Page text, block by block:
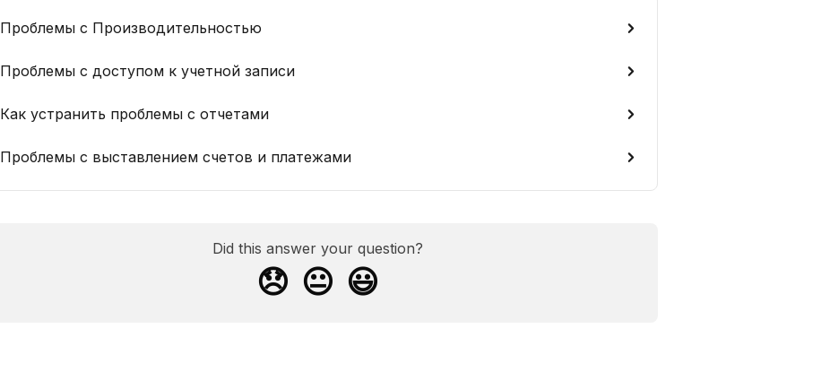
Проблемы с Производительностью
Проблемы с доступом к учетной записи
Как устранить проблемы с отчетами
Проблемы с выставлением счетов и платежами
Did this answer your question?
😞 😐 😃